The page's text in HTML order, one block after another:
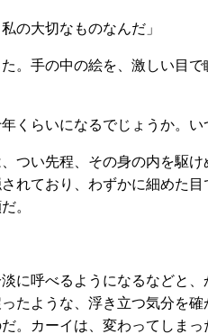
の大切なものなんだ」
。手の中の絵を、激しい目
くらいになるでじょうか。
つい先程、その身の内を駆
れており、わずかに細めた
。
に呼べるようになるなどと
たような、浮き立つ気分を
。カーイは、変わってしま